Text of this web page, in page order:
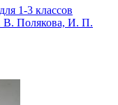
1-3 классов
В. Полякова, И. П.